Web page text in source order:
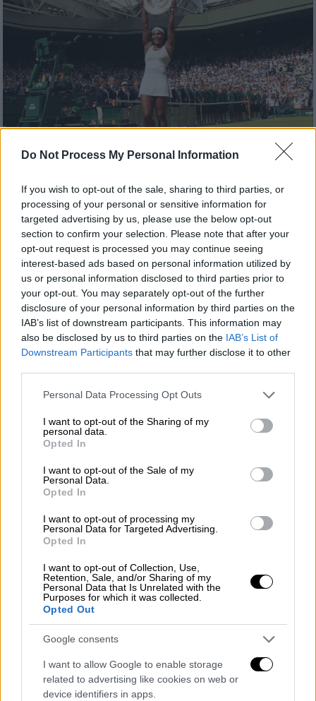
Do Not Process My Personal Information
If you wish to opt-out of the sale, sharing to third parties, or
processing of your personal or sensitive information for
targeted advertising by us, please use the below opt-out
section to confirm your selection. Please note that after your
opt-out request is processed you may continue seeing
interest-based ads based on personal information utilized by
us or personal information disclosed to third parties prior to
your opt-out. You may separately opt-out of the further
disclosure of your personal information by third parties on the
IAB’s list of downstream participants. This information may
also be disclosed by us to third parties on the IAB’s List of
Downstream Participants that may further disclose it to other
Please note that this website/app uses one or more Google
not limited to your visit or usage behaviour. You may click to
grant or deny consent to Google and its third-party tags to
use your data for below specified purposes in below Google
consent section.
Personal Data Processing Opt Outs
I want to opt-out of the Sharing of my
personal data.
Opted In
I want to opt-out of the Sale of my
Personal Data.
Opted In
I want to opt-out of processing my
Personal Data for Targeted Advertising.
Opted In
I want to opt-out of Collection, Use,
Retention, Sale, and/or Sharing of my
Personal Data that Is Unrelated with the
Purposes for which it was collected.
Opted Out
Google consents
I want to allow Google to enable storage
related to advertising like cookies on web or
device identifiers in apps.
Αθλητισμός|14.06.2022 19:00
Η μεγάλη επιστροφή της Σερένα
Γουίλιαμς στο Wimbledon! Πήρε wild
card κι ετοιμάζεται
Η κορυφαία τενίστρια των τελευταίων 50
ετών και κάτοχος 23 τίτλων Grand Slam,
έκλεισε θέση για το επερχόμενο Wimbledon
στα 41 της χρόνια.
Αθλητισμός|21.04.2022 12:30
Λιούς Χάμιλτον και Σερένα Γουίλιαμς
δίνουν λεφτά για να αγοράσουν την
Τσέλσι!
Ο Λιούις Χάμιλτον και η Σερένα Γουίλιαμς
φέρονται αποφασισμένοι να κινηθούν για